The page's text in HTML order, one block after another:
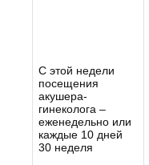
С этой недели
посещения
акушера-
гинеколога –
еженедельно или
каждые 10 дней
30 неделя